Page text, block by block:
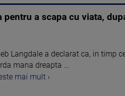
a scapa cu viata,
Langdale a declarat ca, in timp
mana dreapta ...
mai mult ›